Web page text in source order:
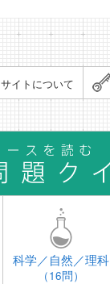
イトについて
科学／自然／理科
（16問）